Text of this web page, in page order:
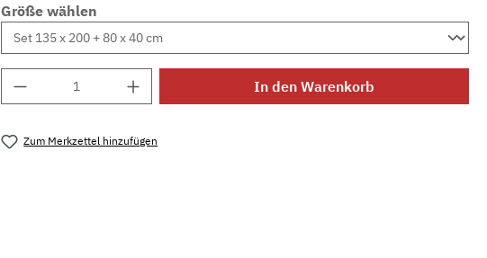
Größe wählen
Produkt Anzahl: Gib den gewünschten Wert ein
In den Warenkorb
Zum Merkzettel hinzufügen